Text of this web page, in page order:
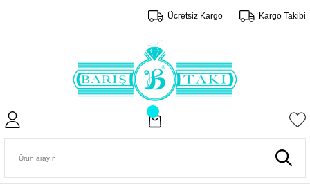
Ücretsiz Kargo Kargo Takibi